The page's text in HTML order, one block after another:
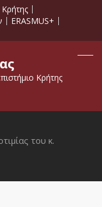
ERASMUS+
Κρήτης
του κ.